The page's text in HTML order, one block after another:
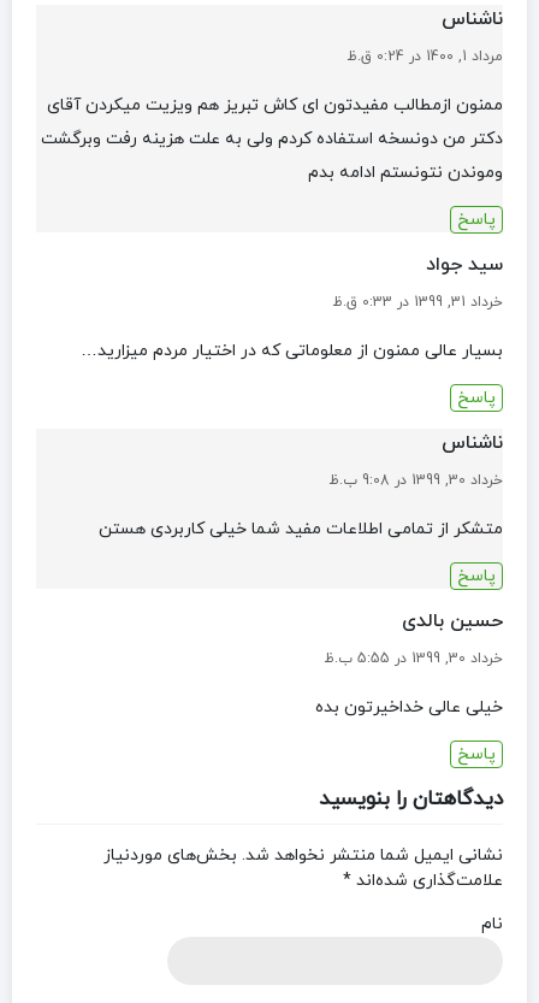
ناشناس
مرداد 1, 1400 در 0:24 ق.ظ
ممنون ازمطالب مفیدتون ای کاش تبریز هم ویزیت میکردن آقای
دکتر من دونسخه استفاده کردم ولی به علت هزینه رفت وبرگشت
وموندن نتونستم ادامه بدم
پاسخ
سید جواد
خرداد 31, 1399 در 0:33 ق.ظ
بسیار عالی ممنون از معلوماتی که در اختیار مردم میزارید…
پاسخ
ناشناس
خرداد 30, 1399 در 9:08 ب.ظ
متشکر از تمامی اطلاعات مفید شما خیلی کاربردی هستن
پاسخ
حسین بالدی
خرداد 30, 1399 در 5:55 ب.ظ
خیلی عالی خداخیرتون بده
پاسخ
دیدگاهتان را بنویسید
نشانی ایمیل شما منتشر نخواهد شد. بخش‌های موردنیاز
علامت‌گذاری شده‌اند *
نام